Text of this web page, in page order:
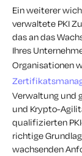
Ein weiterer
verwaltete PKI
das an das
Ihres
Organisationen
Verwaltung und
und Krypto-
qualifizierten
richtige
wachsenden